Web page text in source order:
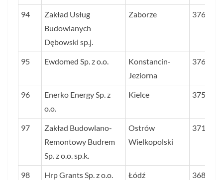
94
Zakład Usług
Budowlanych
Dębowski sp.j.
Zaborze 3762
95 Ewdomed Sp. z o.o.
Konstancin-
Jeziorna
3761
96
Enerko Energy Sp. z
o.o.
Kielce 3757
97
Zakład Budowlano-
Remontowy Budrem
Sp. z o.o. sp.k.
Ostrów
Wielkopolski
3718
98 Hrp Grants Sp. z o.o. Łódź 3681